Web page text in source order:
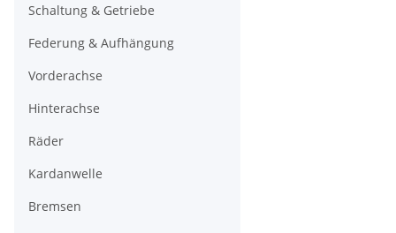
Schaltung & Getriebe
Federung & Aufhängung
Vorderachse
Hinterachse
Räder
Kardanwelle
Bremsen